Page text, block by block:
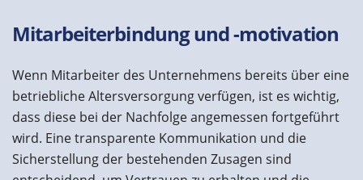
Mitarbeiterbindung und -motivation
Wenn Mitarbeiter des Unternehmens bereits über eine
betriebliche Altersversorgung verfügen, ist es wichtig,
dass diese bei der Nachfolge angemessen fortgeführt
wird. Eine transparente Kommunikation und die
Sicherstellung der bestehenden Zusagen sind